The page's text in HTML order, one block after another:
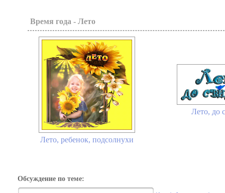
Время года - Лето
Лето, ребенок, подсолнухи
Лето, до
Обсуждение по теме: